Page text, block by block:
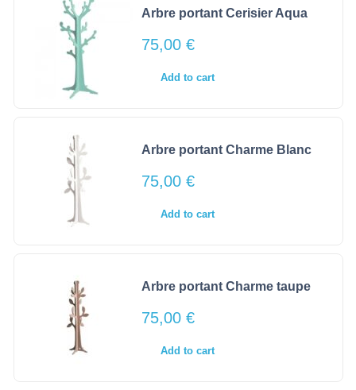
Arbre portant Cerisier Aqua
75,00 €
Add to cart
Arbre portant Charme Blanc
75,00 €
Add to cart
Arbre portant Charme taupe
75,00 €
Add to cart